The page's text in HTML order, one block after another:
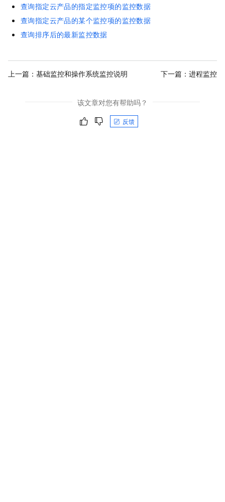
查询指定云产品的指定监控项的监控数据
查询指定云产品的某个监控项的监控数据
查询排序后的最新监控数据
上一篇： 基础监控和操作系统监控说明 下一篇： 进程监控
该文章对您有帮助吗？
反馈